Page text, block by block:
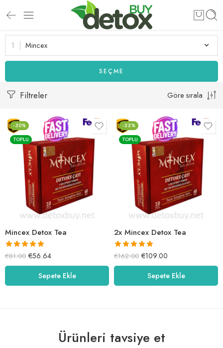
Mincex
SEÇME
Filtreler Göre sırala
-30%
TOPLU
Mincex Detox Tea
5 üzerinden
5.00oy aldı
€81.00 €56.64
Sepete Ekle
-33%
TOPLU
2x Mincex Detox Tea
5 üzerinden
5.38oy aldı
€162.00 €109.00
Sepete Ekle
Ürünleri tavsiye et